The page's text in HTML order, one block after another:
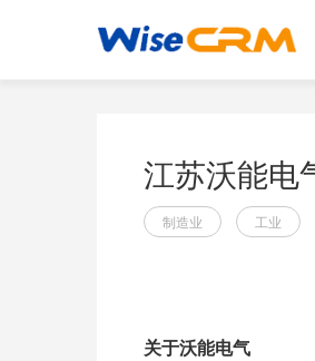
江苏沃能
制造业 工业
关于沃能电气